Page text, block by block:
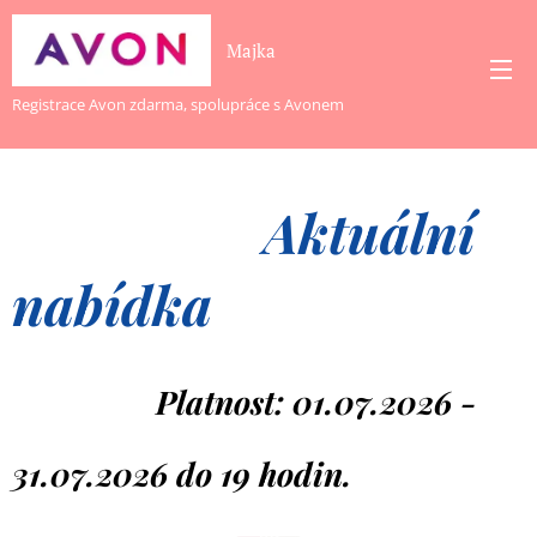
Majka
Registrace Avon zdarma, spolupráce s Avonem
Aktuální
nabídka
Platnost: 01.07.2026 -
31.07.2026 do 19 hodin.